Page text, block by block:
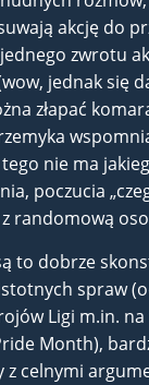
akcję do
zwrotu
jednak się
złapać
nie ma
poczucia
randomową
to dobrze
spraw
Ligi m.in. na
Month),
z celnymi